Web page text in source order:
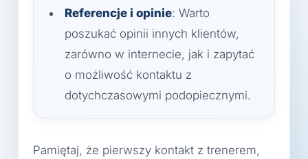
Referencje i opinie: Warto
poszukać opinii innych klientów,
zarówno w internecie, jak i zapytać
o możliwość kontaktu z
dotychczasowymi podopiecznymi.
Pamiętaj, że pierwszy kontakt z trenerem,